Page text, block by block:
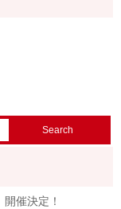
催決定！